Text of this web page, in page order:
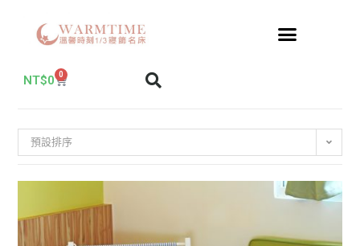
NT$0 0
預設排序